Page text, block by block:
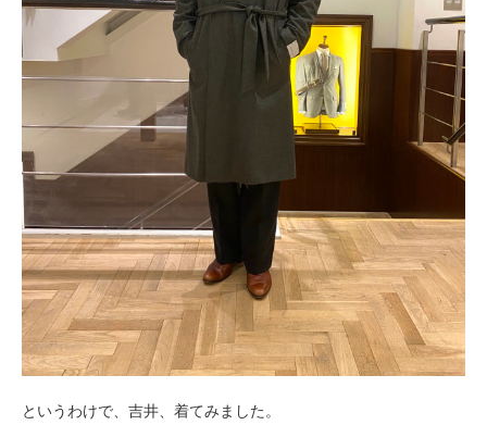
というわけで、吉井、着てみました。